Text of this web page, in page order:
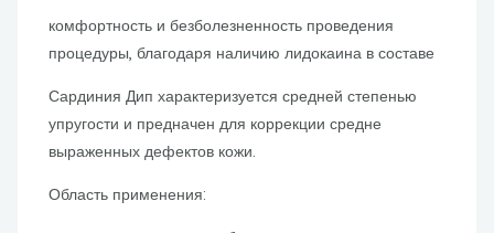
комфортность и безболезненность проведения
процедуры, благодаря наличию лидокаина в составе
Сардиния Дип характеризуется средней степенью
упругости и предначен для коррекции средне
выраженных дефектов кожи.
Область применения: